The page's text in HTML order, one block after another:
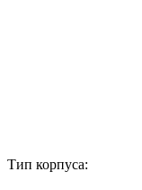
Тип корпуса: